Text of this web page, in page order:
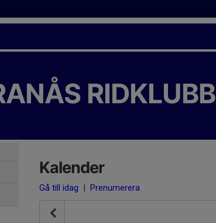
RIDKLUBB
Kalender
Gå till idag | Prenumerera